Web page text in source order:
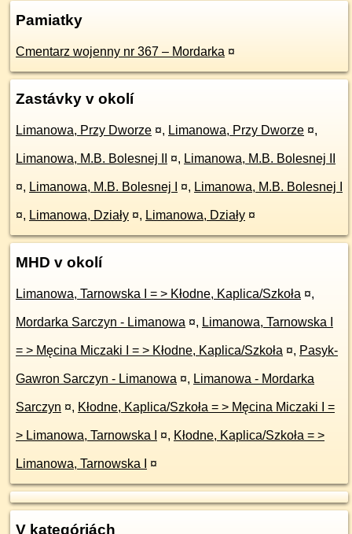
Pamiatky
Cmentarz wojenny nr 367 – Mordarka ¤
Zastávky v okolí
Limanowa, Przy Dworze ¤, Limanowa, Przy Dworze ¤,
Limanowa, M.B. Bolesnej II ¤, Limanowa, M.B. Bolesnej II
¤, Limanowa, M.B. Bolesnej I ¤, Limanowa, M.B. Bolesnej I
¤, Limanowa, Działy ¤, Limanowa, Działy ¤
MHD v okolí
Limanowa, Tarnowska I = > Kłodne, Kaplica/Szkoła ¤,
Mordarka Sarczyn - Limanowa ¤, Limanowa, Tarnowska I
= > Męcina Miczaki I = > Kłodne, Kaplica/Szkoła ¤, Pasyk-
Gawron Sarczyn - Limanowa ¤, Limanowa - Mordarka
Sarczyn ¤, Kłodne, Kaplica/Szkoła = > Męcina Miczaki I =
> Limanowa, Tarnowska I ¤, Kłodne, Kaplica/Szkoła = >
Limanowa, Tarnowska I ¤
V kategóriách